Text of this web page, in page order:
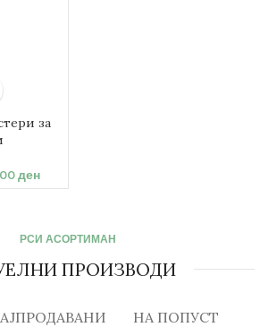
за
ден
РСИ АСОРТИМАН
ПРОИЗВОДИ
НА ПОПУСТ